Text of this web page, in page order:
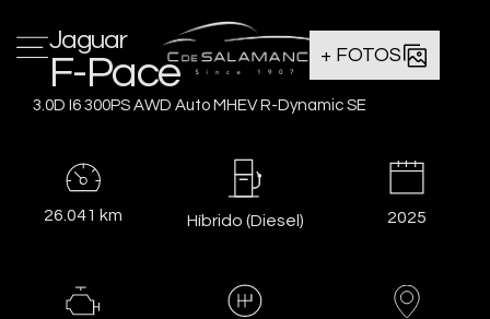
+ FOTOS
Jaguar
F-Pace
3.0D I6 300PS AWD Auto MHEV R-Dynamic SE
26.041 km Híbrido (Diesel) 2025